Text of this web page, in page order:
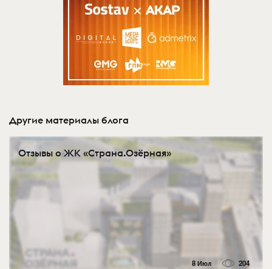
Другие материалы блога
Отзывы о ЖК «Страна.Озёрная»
8 Июл 204